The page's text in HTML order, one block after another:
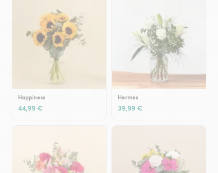
Happiness
44,99 €
Hermes
39,99 €